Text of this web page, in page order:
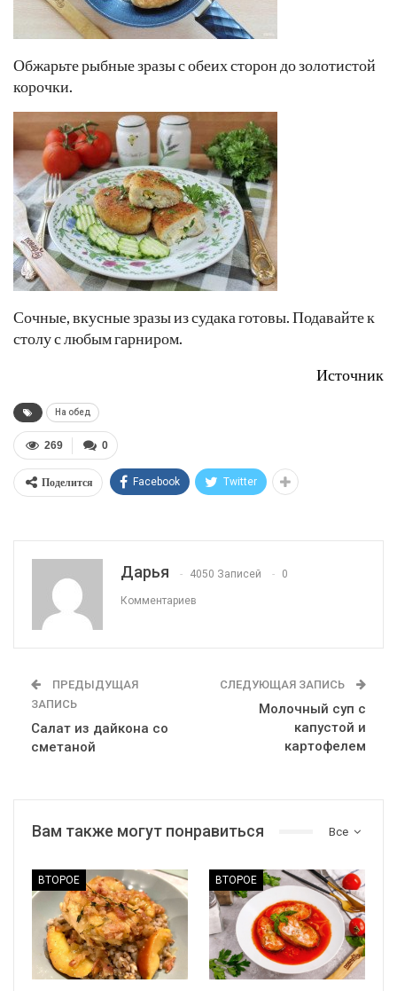
Обжарьте рыбные зразы с обеих сторон до золотистой
корочки.
Сочные, вкусные зразы из судака готовы. Подавайте к
столу с любым гарниром.
Источник
На обед
0
269
Поделится Facebook Twitter
Дарья 4050 Записей 0
Комментариев
ПРЕДЫДУЩАЯ
ЗАПИСЬ
Салат из дайкона со
сметаной
СЛЕДУЮЩАЯ ЗАПИСЬ
Молочный суп с
капустой и
картофелем
Все
Вам также могут понравиться
ВТОРОЕ ВТОРОЕ